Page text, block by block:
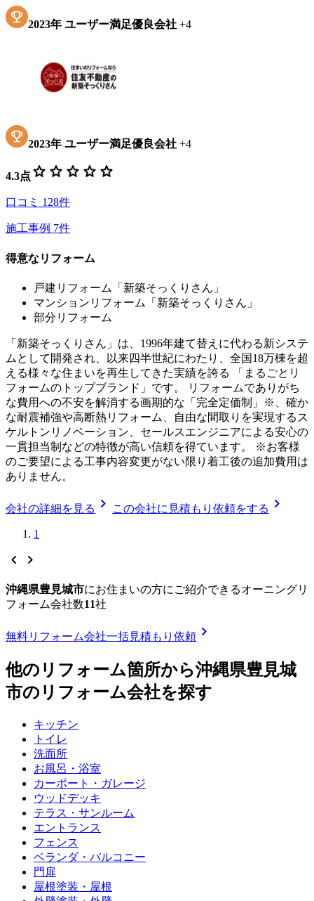
2023年 ユーザー満足優良会社 +4
2023年 ユーザー満足優良会社 +4
4.3点 star star star star star
口コミ 128件
施工事例 7件
得意なリフォーム
戸建リフォーム「新築そっくりさん」
マンションリフォーム「新築そっくりさん」
部分リフォーム
「新築そっくりさん」は、1996年建て替えに代わる新システ
ムとして開発され、以来四半世紀にわたり、全国18万棟を超
える様々な住まいを再生してきた実績を誇る 「まるごとリ
フォームのトップブランド」です。 リフォームでありがち
な費用への不安を解消する画期的な「完全定価制」※、確か
な耐震補強や高断熱リフォーム、自由な間取りを実現するス
ケルトンリノベーション、セールスエンジニアによる安心の
一貫担当制などの特徴が高い信頼を得ています。 ※お客様
のご要望による工事内容変更がない限り着工後の追加費用は
ありません。
会社の詳細を見る chevron_right この会社に見積もり依頼をする chevron_right
1
chevron_left chevron_right
沖縄県豊見城市にお住まいの方にご紹介できるオーニングリ
フォーム会社数11社
無料リフォーム会社一括見積もり依頼 chevron_right
他のリフォーム箇所から沖縄県豊見城
市のリフォーム会社を探す
キッチン
トイレ
洗面所
お風呂・浴室
カーポート・ガレージ
ウッドデッキ
テラス・サンルーム
エントランス
フェンス
ベランダ・バルコニー
門扉
屋根塗装・屋根